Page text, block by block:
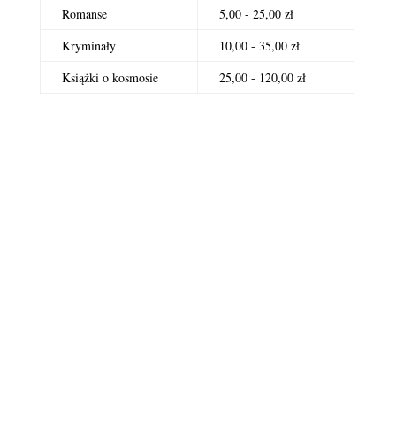
Romanse
5,00 - 25,00 zł
Kryminały
10,00 - 35,00 zł
Książki o kosmosie
25,00 - 120,00 zł